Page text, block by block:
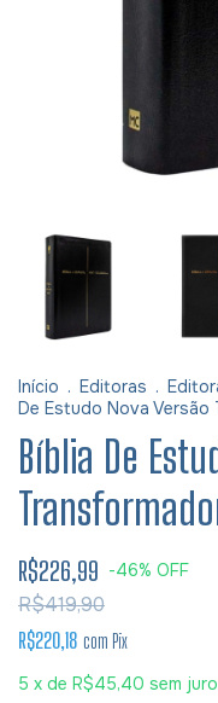
Início . Editoras .
De Estudo Nova
Bíblia De
R$226,99 -46% OFF
R$419,90
R$220,18 com Pix
5 x de R$45,40 sem